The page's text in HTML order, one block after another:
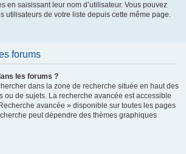
en saisissant leur nom d’utilisateur. Vous pouvez
utilisateurs de votre liste depuis cette même page.
forums
les forums ?
dans la zone de recherche située en haut des
ou de sujets. La recherche avancée est accessible
avancée » disponible sur toutes les pages
peut dépendre des thèmes graphiques